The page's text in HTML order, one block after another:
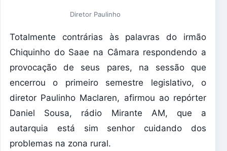
Diretor Paulinho
Totalmente contrárias às palavras do irmão
Chiquinho do Saae na Câmara respondendo a
provocação de seus pares, na sessão que
encerrou o primeiro semestre legislativo, o
diretor Paulinho Maclaren, afirmou ao repórter
Daniel Sousa, rádio Mirante AM, que a
autarquia está sim senhor cuidando dos
problemas na zona rural.